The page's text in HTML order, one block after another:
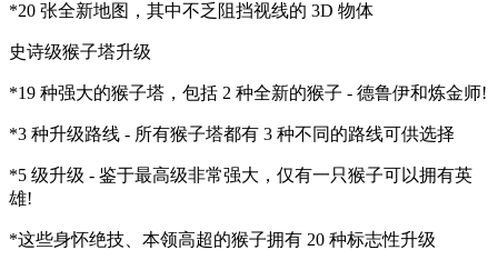
*20 张全新地图，其中不乏阻挡视线的 3D 物体
史诗级猴子塔升级
*19 种强大的猴子塔，包括 2 种全新的猴子 - 德鲁伊和炼金师!
*3 种升级路线 - 所有猴子塔都有 3 种不同的路线可供选择
*5 级升级 - 鉴于最高级非常强大，仅有一只猴子可以拥有英
雄!
*这些身怀绝技、本领高超的猴子拥有 20 种标志性升级